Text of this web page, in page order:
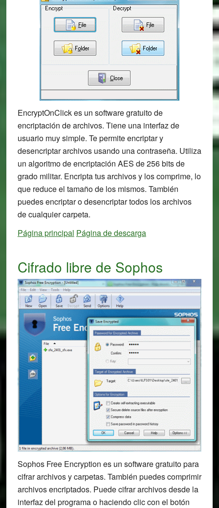
EncryptOnClick es un software gratuito de
encriptación de archivos. Tiene una interfaz de
usuario muy simple. Te permite encriptar y
desencriptar archivos usando una contraseña. Utiliza
un algoritmo de encriptación AES de 256 bits de
grado militar. Encripta tus archivos y los comprime, lo
que reduce el tamaño de los mismos. También
puedes encriptar o desencriptar todos los archivos
de cualquier carpeta.
Página principal Página de descarga
Cifrado libre de Sophos
Sophos Free Encryption es un software gratuito para
cifrar archivos y carpetas. También puedes comprimir
archivos encriptados. Puede cifrar archivos desde la
interfaz del programa o haciendo clic con el botón